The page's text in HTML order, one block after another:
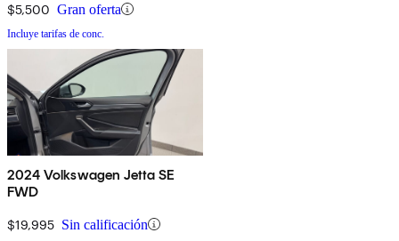
$5,500 Gran oferta
Incluye tarifas de conc.
2024 Volkswagen Jetta SE
FWD
$19,995 Sin calificación